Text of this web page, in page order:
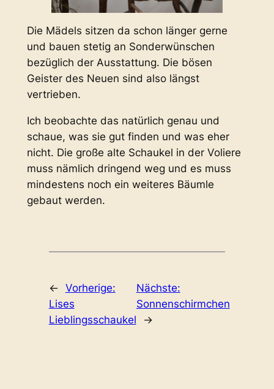
Die Mädels sitzen da schon länger gerne
und bauen stetig an Sonderwünschen
bezüglich der Ausstattung. Die bösen
Geister des Neuen sind also längst
vertrieben.
Ich beobachte das natürlich genau und
schaue, was sie gut finden und was eher
nicht. Die große alte Schaukel in der Voliere
muss nämlich dringend weg und es muss
mindestens noch ein weiteres Bäumle
gebaut werden.
← Vorherige:
Lises
Lieblingsschaukel
Nächste:
Sonnenschirmchen
→